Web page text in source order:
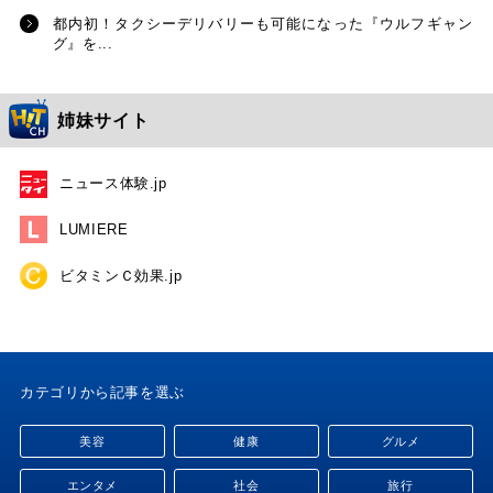
都内初！タクシーデリバリーも可能になった『ウルフギャン
グ』を...
姉妹サイト
ニュース体験.jp
LUMIERE
ビタミンＣ効果.jp
カテゴリから記事を選ぶ
美容 健康 グルメ
エンタメ 社会 旅行